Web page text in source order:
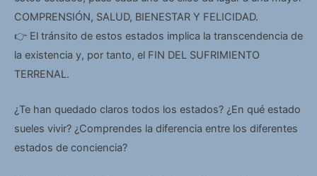
COMPRENSIÓN, SALUD, BIENESTAR Y FELICIDAD.
👉 El tránsito de estos estados implica la transcendencia de
la existencia y, por tanto, el FIN DEL SUFRIMIENTO
TERRENAL.
¿Te han quedado claros todos los estados? ¿En qué estado
sueles vivir? ¿Comprendes la diferencia entre los diferentes
estados de conciencia?